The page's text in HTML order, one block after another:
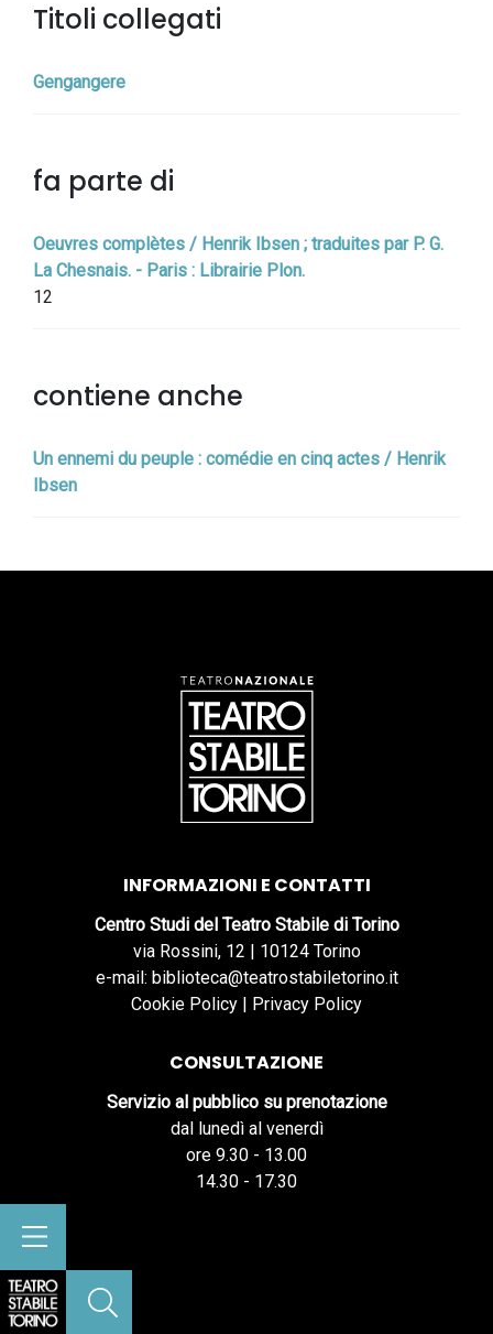
Titoli collegati
Gengangere
fa parte di
Oeuvres complètes / Henrik Ibsen ; traduites par P. G.
La Chesnais. - Paris : Librairie Plon.
12
contiene anche
Un ennemi du peuple : comédie en cinq actes / Henrik
Ibsen
INFORMAZIONI E CONTATTI
Centro Studi del Teatro Stabile di Torino
via Rossini, 12 | 10124 Torino
e-mail: biblioteca@teatrostabiletorino.it
Cookie Policy | Privacy Policy
CONSULTAZIONE
Servizio al pubblico su prenotazione
dal lunedì al venerdì
ore 9.30 - 13.00
14.30 - 17.30